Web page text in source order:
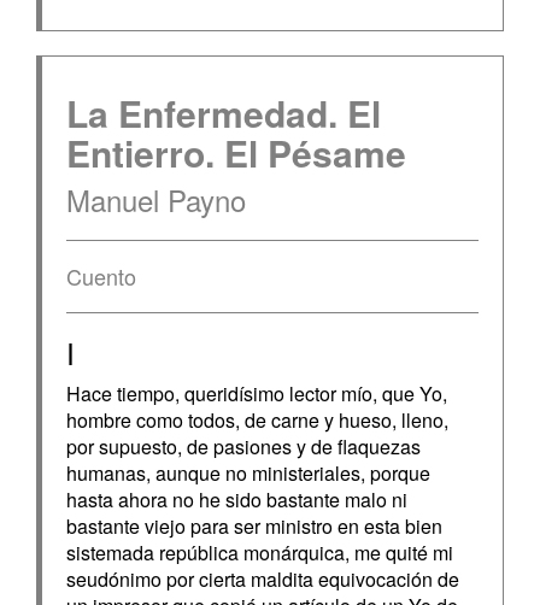
La Enfermedad. El
Entierro. El Pésame
Manuel Payno
Cuento
I
Hace tiempo, queridísimo lector mío, que Yo,
hombre como todos, de carne y hueso, lleno,
por supuesto, de pasiones y de flaquezas
humanas, aunque no ministeriales, porque
hasta ahora no he sido bastante malo ni
bastante viejo para ser ministro en esta bien
sistemada república monárquica, me quité mi
seudónimo por cierta maldita equivocación de